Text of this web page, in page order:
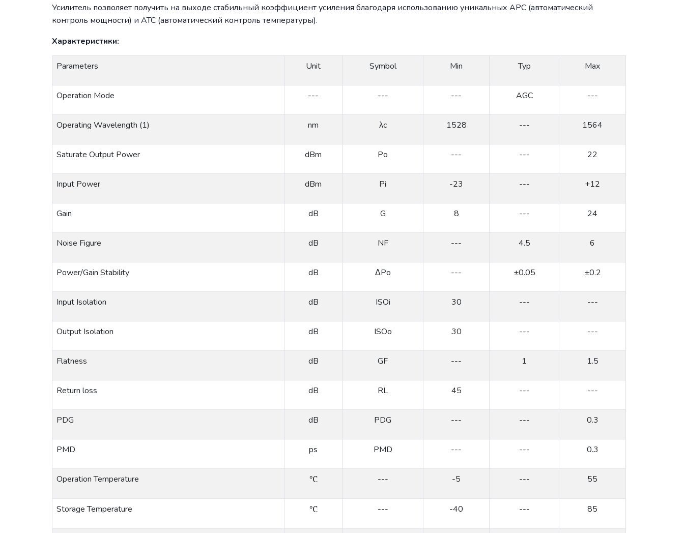
Усилитель позволяет получить на выходе стабильный коэффициент усиления благодаря использованию уникальных APC (автоматический
контроль мощности) и ATC (автоматический контроль температуры).
Характеристики:
Parameters Unit Symbol Min Typ Max
Operation Mode --- --- --- AGC ---
Operating Wavelength (1) nm λc 1528 --- 1564
Saturate Output Power dBm Po --- --- 22
Input Power dBm Pi -23 --- +12
Gain dB G 8 --- 24
Noise Figure dB NF --- 4.5 6
Power/Gain Stability dB ΔPo --- ±0.05 ±0.2
Input Isolation dB ISOi 30 --- ---
Output Isolation dB ISOo 30 --- ---
Flatness dB GF --- 1 1.5
Return loss dB RL 45 --- ---
PDG dB PDG --- --- 0.3
PMD ps PMD --- --- 0.3
Operation Temperature ℃ --- -5 --- 55
Storage Temperature ℃ --- -40 --- 85